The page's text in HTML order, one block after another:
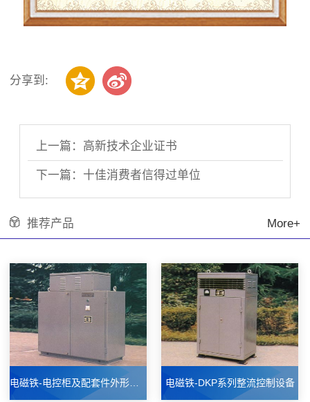
分享到:
上一篇：高新技术企业证书
下一篇：十佳消费者信得过单位
推荐产品 More+
电磁铁-DKP系列整流控制设备